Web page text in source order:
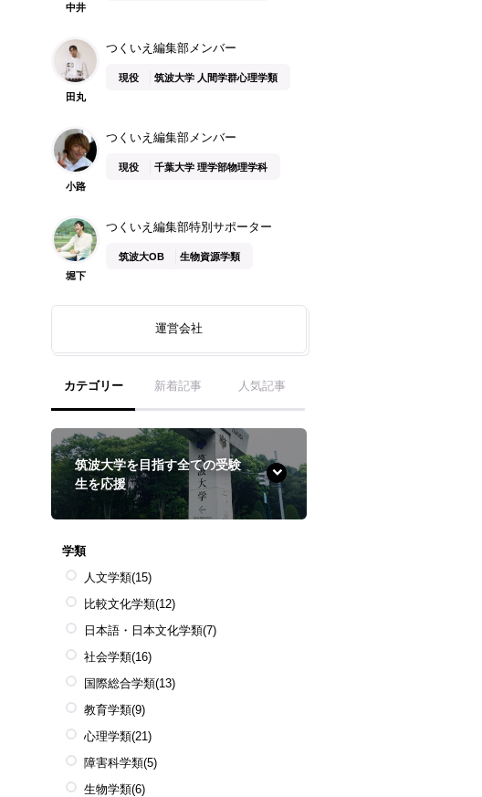
中井
田丸
つくいえ編集部メンバー
現役 筑波大学 人間学群心理学類
小路
つくいえ編集部メンバー
現役 千葉大学 理学部物理学科
堀下
つくいえ編集部特別サポーター
筑波大OB 生物資源学類
運営会社
カテゴリー 新着記事 人気記事
筑波大学を目指す全ての受験
生を応援
学類
人文学類(15)
比較文化学類(12)
日本語・日本文化学類(7)
社会学類(16)
国際総合学類(13)
教育学類(9)
心理学類(21)
障害科学類(5)
生物学類(6)